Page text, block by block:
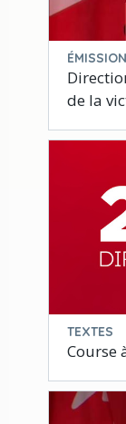
de la
TEXTES
Course